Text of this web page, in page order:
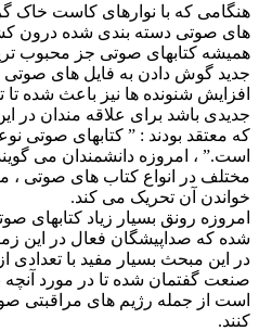
هنگامی که با نوارهای کاست خاک
های صوتی دسته بندی شده درون
همیشه کتابهای صوتی جز محبوب
جدید گوش دادن به فایل های
افزایش شنونده ها نیز باعث شده
جدیدی باشد برای علاقه مندان در
که معتقد بودند : ” کتابهای صوتی
است.” ، امروزه دانشمندان می
مختلف در انواع کتاب های صوتی ،
خواندن آن تحریک می کند.
امروزه رونق بسیار زیاد کتابهای
شده که صداپیشگان فعال در این
در این مبحث بسیار مفید با تعدادی
صنعت گفتمان شده تا در مورد آنچه
است از جمله رژیم های مراقبتی
کنند.